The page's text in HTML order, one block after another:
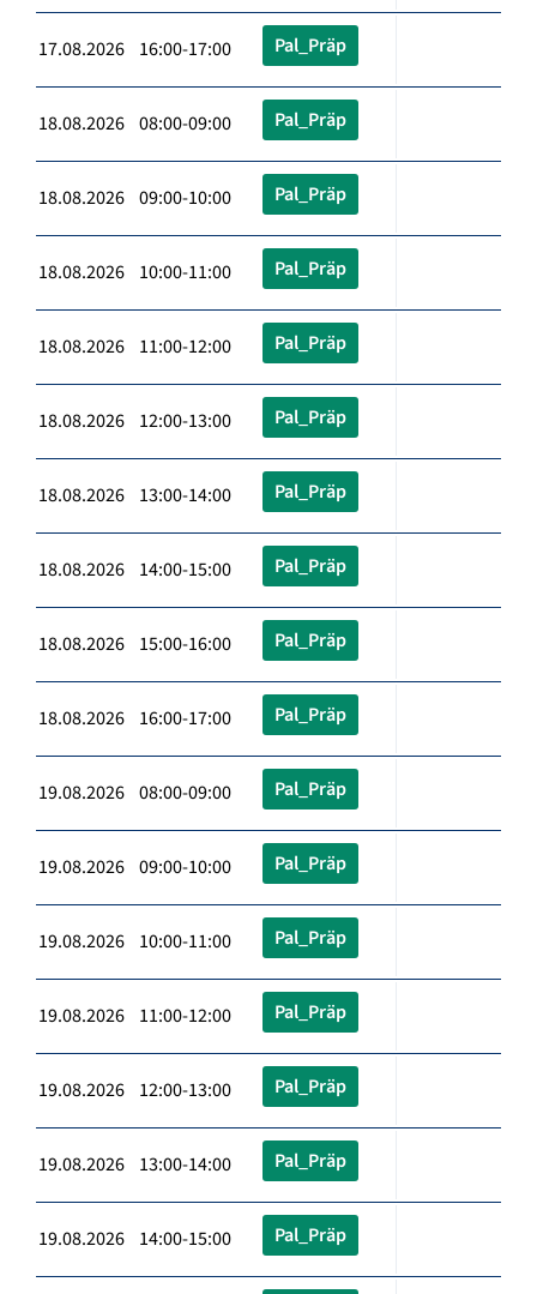
17.08.2026 16:00-17:00 Pal_Präp
18.08.2026 08:00-09:00 Pal_Präp
18.08.2026 09:00-10:00 Pal_Präp
18.08.2026 10:00-11:00 Pal_Präp
18.08.2026 11:00-12:00 Pal_Präp
18.08.2026 12:00-13:00 Pal_Präp
18.08.2026 13:00-14:00 Pal_Präp
18.08.2026 14:00-15:00 Pal_Präp
18.08.2026 15:00-16:00 Pal_Präp
18.08.2026 16:00-17:00 Pal_Präp
19.08.2026 08:00-09:00 Pal_Präp
19.08.2026 09:00-10:00 Pal_Präp
19.08.2026 10:00-11:00 Pal_Präp
19.08.2026 11:00-12:00 Pal_Präp
19.08.2026 12:00-13:00 Pal_Präp
19.08.2026 13:00-14:00 Pal_Präp
19.08.2026 14:00-15:00 Pal_Präp